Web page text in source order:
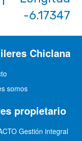
propietario
Gestión integral